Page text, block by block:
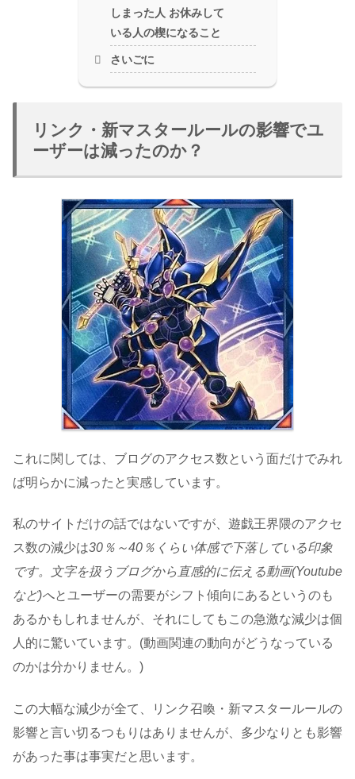
しまった人 お休みして
いる人の楔になること
さいごに
リンク・新マスタールールの影響でユ
ーザーは減ったのか？
これに関しては、ブログのアクセス数という面だけでみれ
ば明らかに減ったと実感しています。
私のサイトだけの話ではないですが、遊戯王界隈のアクセ
ス数の減少は30％～40％くらい体感で下落している印象
です。文字を扱うブログから直感的に伝える動画(Youtube
など)へとユーザーの需要がシフト傾向にあるというのも
あるかもしれませんが、それにしてもこの急激な減少は個
人的に驚いています。(動画関連の動向がどうなっている
のかは分かりません。)
この大幅な減少が全て、リンク召喚・新マスタールールの
影響と言い切るつもりはありませんが、多少なりとも影響
があった事は事実だと思います。